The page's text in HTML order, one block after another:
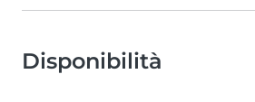
Disponibilità